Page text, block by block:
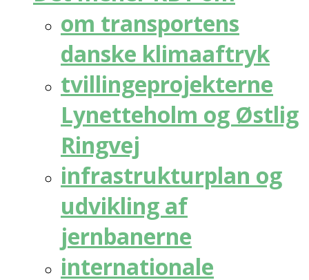
om transportens
danske klimaaftryk
tvillingeprojekterne
Lynetteholm og Østlig
Ringvej
infrastrukturplan og
udvikling af
jernbanerne
internationale